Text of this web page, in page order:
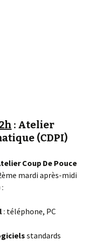
: Atelier
(CDPI)
Coup De Pouce
mardi après-midi
: téléphone, PC
standards